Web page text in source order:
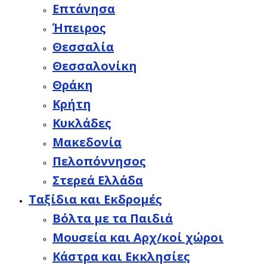
Επτάνησα
Ήπειρος
Θεσσαλία
Θεσσαλονίκη
Θράκη
Κρήτη
Κυκλάδες
Μακεδονία
Πελοπόννησος
Στερεά Ελλάδα
Ταξίδια και Εκδρομές
Βόλτα με τα Παιδιά
Μουσεία και Αρχ/κοί χώροι
Κάστρα και Εκκλησίες